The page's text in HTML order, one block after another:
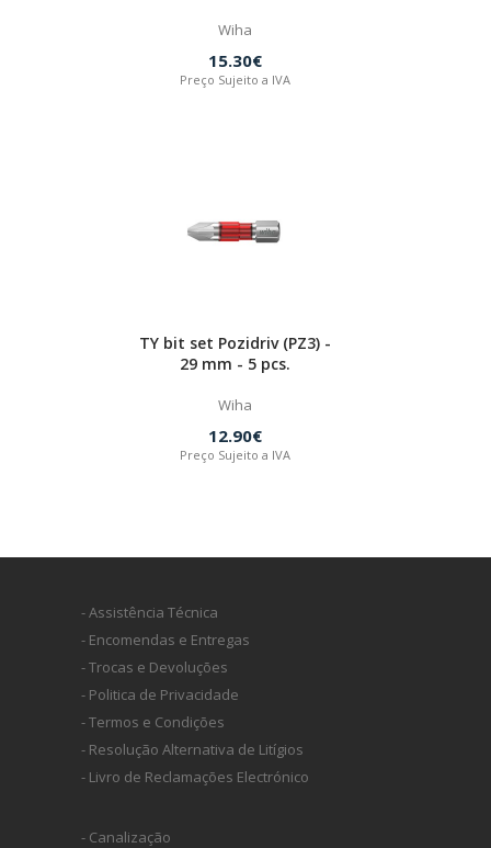
Wiha
15.30€
Preço Sujeito a IVA
TY bit set Pozidriv (PZ3) -
29 mm - 5 pcs.
Wiha
12.90€
Preço Sujeito a IVA
- Assistência Técnica
- Encomendas e Entregas
- Trocas e Devoluções
- Politica de Privacidade
- Termos e Condições
- Resolução Alternativa de Litígios
- Livro de Reclamações Electrónico
- Canalização